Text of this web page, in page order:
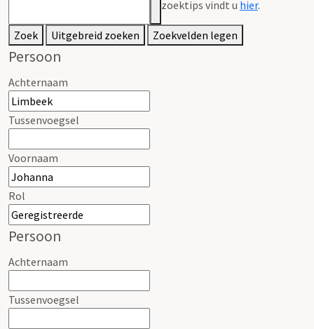
zoektips vindt u hier.
Zoek Uitgebreid zoeken Zoekvelden legen
Persoon
Achternaam
Tussenvoegsel
Voornaam
Rol
Persoon
Achternaam
Tussenvoegsel